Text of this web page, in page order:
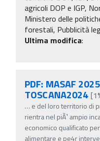
agricoli DOP e IGP,
Ministero delle
forestali, Pubblicità
Ultima modifica:
PDF: MASAF
TOSCANA2024
… e del loro territorio di
rientra nel piÃ¹ ampio
economico qualificato
alimentare e pe4r